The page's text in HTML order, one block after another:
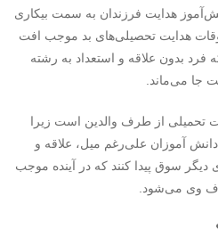
هدایت فرزندان به سمت بیکاری
هدایت تحصیلی‌های بد موجب افت
بدون علاقه و استعداد به رشته
جا می‌ماند.
تحمیلی از طرف والدین است زیرا
آموزان علی‌رغم میل، علاقه و
دیگر سوق پیدا کنند که در آینده موجب
وی می‌شود.